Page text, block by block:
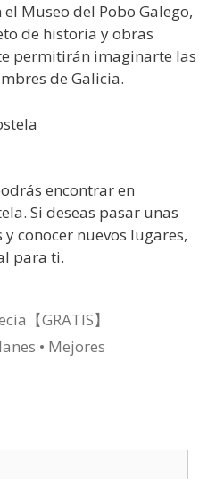
Museo del Pobo Galego,
de historia y obras
permitirán imaginarte las
de Galicia.
encontrar en
Si deseas pasar unas
conocer nuevos lugares,
para ti.
【GRATIS】
• Mejores